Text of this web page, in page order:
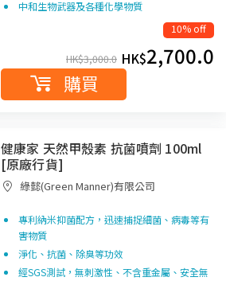
中和生物武器及各種化學物質
10% off
HK$3,000.0 HK$2,700.0
購買
健康家 天然甲殼素 抗菌噴劑 100ml
[原廠行貨]
綠懿(Green Manner)有限公司
專利納米抑菌配方，迅速捕捉細菌、病毒等有
害物質
淨化、抗菌、除臭等功效
經SGS測試，無刺激性、不含重金屬、安全無